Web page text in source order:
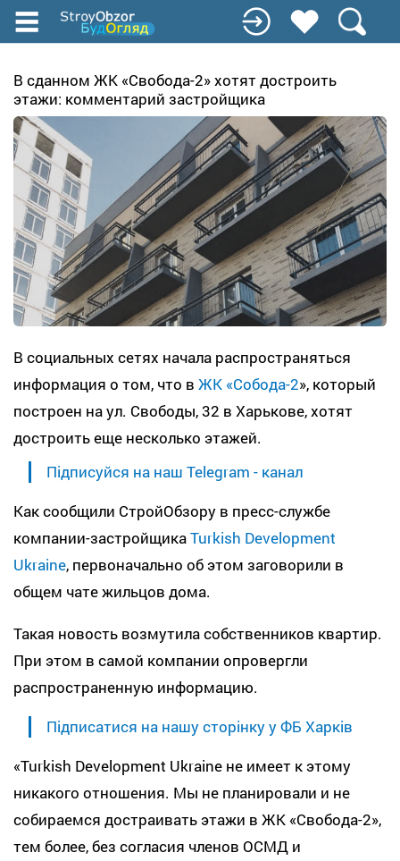
Перейти
до
вмісту
В сданном ЖК «Свобода-2» хотят достроить
этажи: комментарий застройщика
В социальных сетях начала распространяться
информация о том, что в ЖК «Собода-2», который
построен на ул. Свободы, 32 в Харькове, хотят
достроить еще несколько этажей.
Підписуйся на наш Telegram - канал
Как сообщили СтройОбзору в пресс-службе
компании-застройщикаTurkish Development
Ukraine, первоначально об этом заговорили в
общем чате жильцов дома.
Такая новость возмутила собственников квартир.
При этом в самой компании опровергли
распространенную информацию.
Підписатися на нашу сторінку у ФБ Харків
«Turkish Development Ukraine не имеет к этому
никакого отношения. Мы не планировали и не
собираемся достраивать этажи в ЖК «Свобода-2»,
тем более, без согласия членов ОСМД и